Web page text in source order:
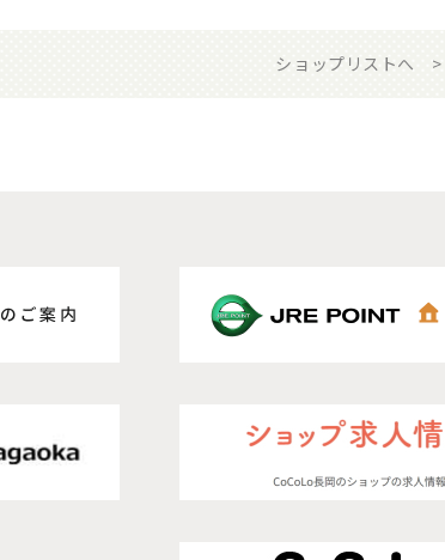
ショップリストへ